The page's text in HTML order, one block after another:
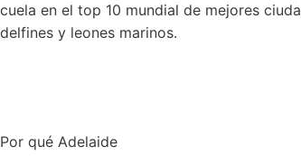
cuela en el top 10 mundial de mejores
delfines y leones marinos.
Por qué Adelaide